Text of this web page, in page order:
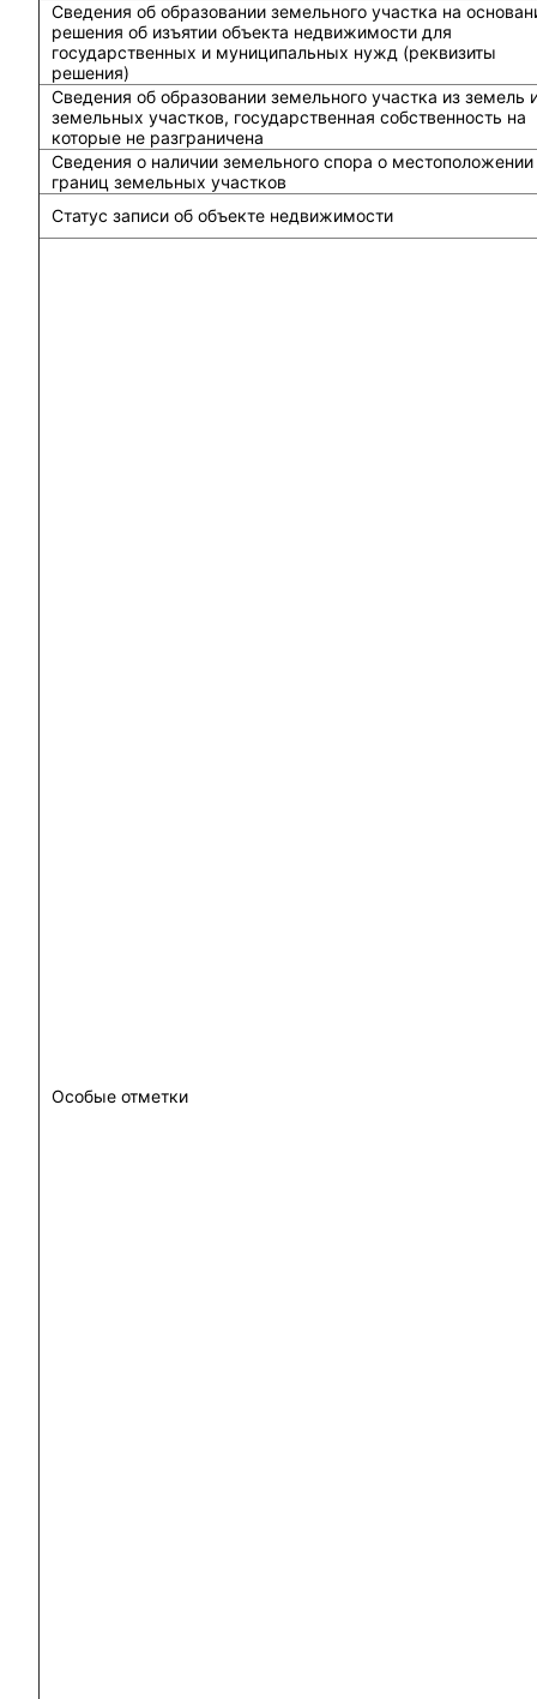
Сведения об образовании земельного участка на
решения об изъятии объекта недвижимости для
государственных и муниципальных нужд (реквизиты
решения)
Сведения об образовании земельного участка из земель
земельных участков, государственная собственность на
которые не разграничена
Сведения о наличии земельного спора о местоположении
границ земельных участков
Статус записи об объекте недвижимости
Особые отметки